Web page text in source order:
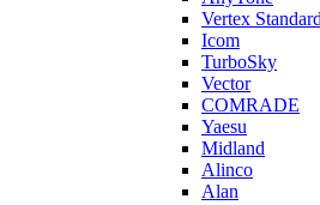
Vertex Standard
Icom
TurboSky
Vector
COMRADE
Yaesu
Midland
Alinco
Alan